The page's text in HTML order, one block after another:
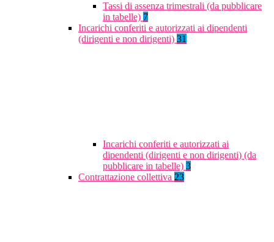
Tassi di assenza trimestrali (da pubblicare
in tabelle) 7
Incarichi conferiti e autorizzati ai dipendenti
(dirigenti e non dirigenti) 31
Incarichi conferiti e autorizzati ai
dipendenti (dirigenti e non dirigenti) (da
pubblicare in tabelle) 3
Contrattazione collettiva 23